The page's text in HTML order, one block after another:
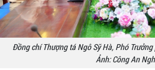
Đồng chí Thượng tá Ngô Sỹ Hà, Phó
Ảnh: Công An